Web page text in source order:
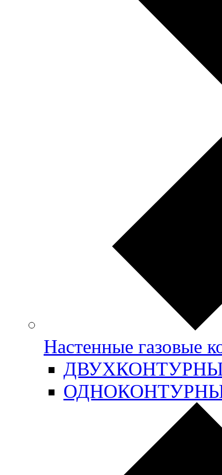
Настенные газовые